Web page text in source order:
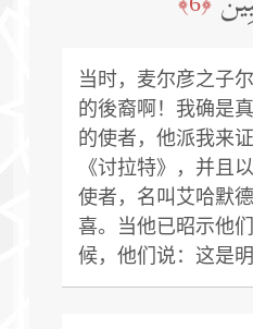
当时，麦尔彦之子
的後裔啊！我确是
的使者，他派我来
《讨拉特》，并且
使者，名叫艾哈默
喜。当他已昭示他
候，他们说：这是